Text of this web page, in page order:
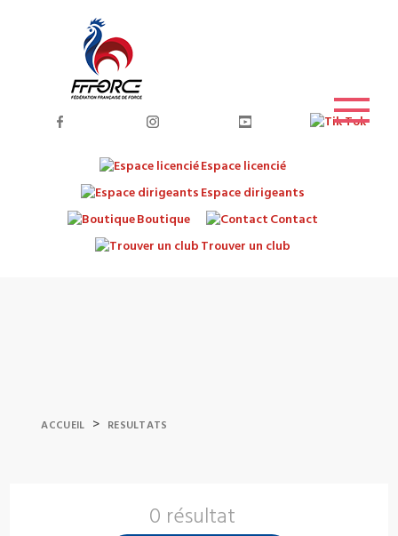
Espace licencié
Espace dirigeants
Boutique
Contact
Trouver un club
ACCUEIL > RESULTATS
0 résultat